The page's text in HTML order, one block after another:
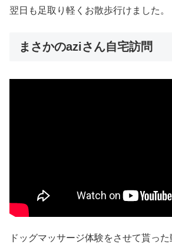
翌日も足取り軽くお散歩行けました。
まさかのaziさん自宅訪問
ドッグマッサージ体験をさせて貰った